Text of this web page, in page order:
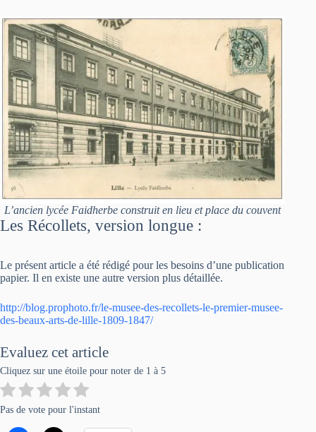
L’ancien lycée Faidherbe construit en lieu et place du couvent
Les Récollets, version longue :
Le présent article a été rédigé pour les besoins d’une publication
papier. Il en existe une autre version plus détaillée.
http://blog.prophoto.fr/le-musee-des-recollets-le-premier-musee-
des-beaux-arts-de-lille-1809-1847/
Evaluez cet article
Cliquez sur une étoile pour noter de 1 à 5
Pas de vote pour l'instant